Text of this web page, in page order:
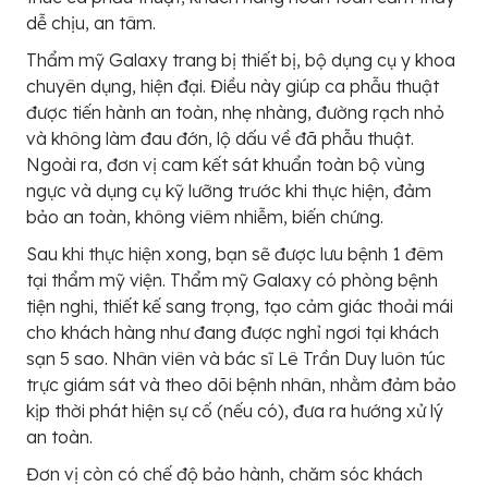
dễ chịu, an tâm.
Thẩm mỹ Galaxy trang bị thiết bị, bộ dụng cụ y khoa
chuyên dụng, hiện đại. Điều này giúp ca phẫu thuật
được tiến hành an toàn, nhẹ nhàng, đường rạch nhỏ
và không làm đau đớn, lộ dấu về đã phẫu thuật.
Ngoài ra, đơn vị cam kết sát khuẩn toàn bộ vùng
ngực và dụng cụ kỹ lưỡng trước khi thực hiện, đảm
bảo an toàn, không viêm nhiễm, biến chứng.
Sau khi thực hiện xong, bạn sẽ được lưu bệnh 1 đêm
tại thẩm mỹ viện. Thẩm mỹ Galaxy có phòng bệnh
tiện nghi, thiết kế sang trọng, tạo cảm giác thoải mái
cho khách hàng như đang được nghỉ ngơi tại khách
sạn 5 sao. Nhân viên và bác sĩ Lê Trần Duy luôn túc
trực giám sát và theo dõi bệnh nhân, nhằm đảm bảo
kịp thời phát hiện sự cố (nếu có), đưa ra hướng xử lý
an toàn.
Đơn vị còn có chế độ bảo hành, chăm sóc khách